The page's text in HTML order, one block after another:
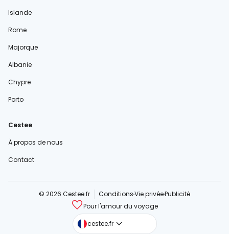
Islande
Rome
Majorque
Albanie
Chypre
Porto
Cestee
À propos de nous
Contact
© 2026 Cestee.fr ConditionsVie privéePublicité
Pour l'amour du voyage
cestee.fr
cestee.com